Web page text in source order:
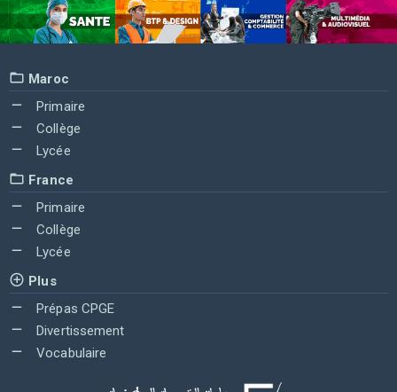
Maroc
Primaire
Collège
Lycée
France
Primaire
Collège
Lycée
Plus
Prépas CPGE
Divertissement
Vocabulaire